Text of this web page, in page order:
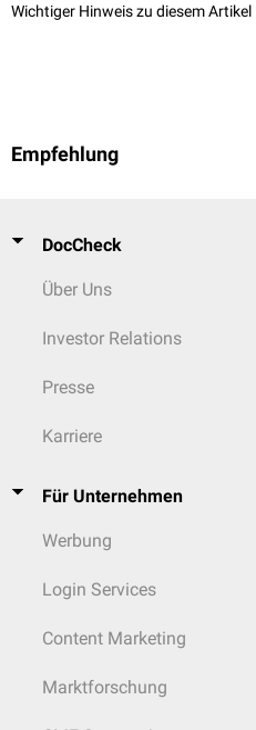
Wichtiger Hinweis zu diesem Artikel
Empfehlung
DocCheck
Über Uns
Investor Relations
Presse
Karriere
Für Unternehmen
Werbung
Login Services
Content Marketing
Marktforschung